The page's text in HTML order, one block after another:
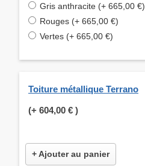
Gris anthracite (+ 665,00 €)
Rouges (+ 665,00 €)
Vertes (+ 665,00 €)
Toiture métallique Terrano
(+ 604,00 € )
+ Ajouter au panier